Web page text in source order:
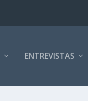
ENTREVISTAS